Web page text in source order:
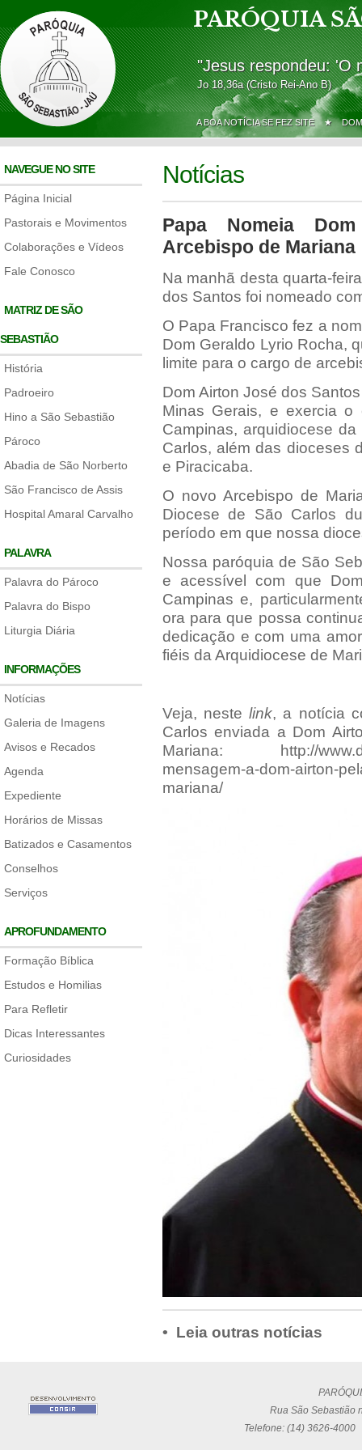
PARÓQUIA
"Jesus respondeu: 'O
Jo 18,36a (Cristo Rei-Ano B)
A BOA NOTÍCIA SE FEZ SITE ★
NAVEGUE NO SITE
Página Inicial
Pastorais e Movimentos
Colaborações e Vídeos
Fale Conosco
MATRIZ DE SÃO
SEBASTIÃO
História
Padroeiro
Hino a São Sebastião
Pároco
Abadia de São Norberto
São Francisco de Assis
Hospital Amaral Carvalho
PALAVRA
Palavra do Pároco
Palavra do Bispo
Liturgia Diária
INFORMAÇÕES
Notícias
Galeria de Imagens
Avisos e Recados
Agenda
Expediente
Horários de Missas
Batizados e Casamentos
Conselhos
Serviços
APROFUNDAMENTO
Formação Bíblica
Estudos e Homilias
Para Refletir
Dicas Interessantes
Curiosidades
Notícias
Papa Nomeia
Arcebispo de Mariana
Na manhã desta quarta-
dos Santos foi nomeado
O Papa Francisco fez a
Dom Geraldo Lyrio Rocha,
limite para o cargo de
Dom Airton José dos
Minas Gerais, e exercia o
Campinas, arquidiocese
Carlos, além das dioceses
e Piracicaba.
O novo Arcebispo de
Diocese de São Carlos
período em que nossa
Nossa paróquia de São
e acessível com que
Campinas e,
ora para que possa
dedicação e com uma
fiéis da Arquidiocese de
Veja, nestelink, a notícia
Carlos enviada a Dom
Mariana:
http://
mensagem-a-dom-airton-
mariana/
• Leia outras notícias
Rua São Sebastião
Telefone: (14) 3626-